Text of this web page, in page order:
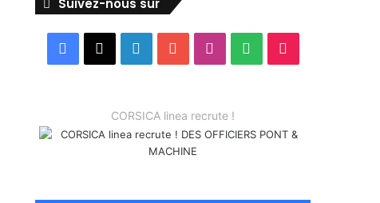
Suivez-nous sur
Facebook LinkedinYouTubeInstagram
Spotify
CORSICA linea recrute !